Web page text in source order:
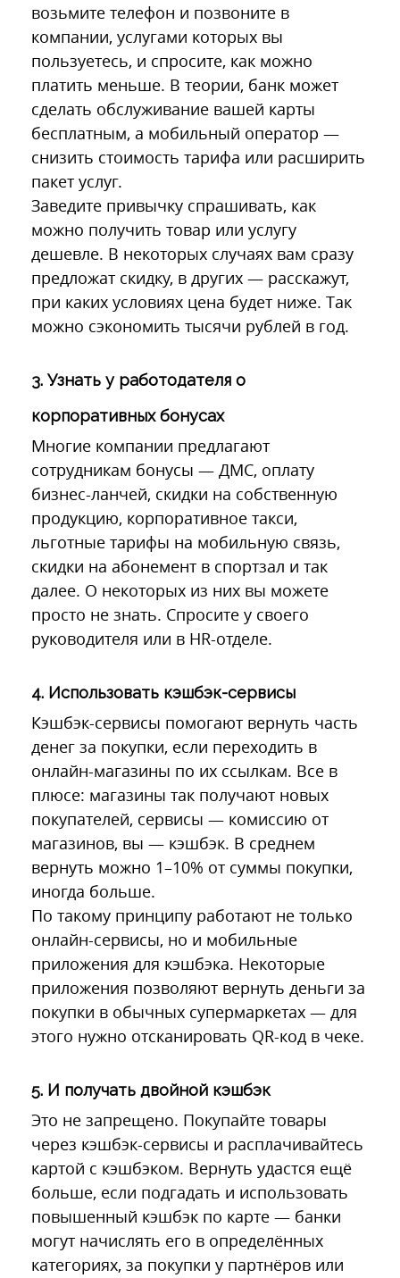
возьмите телефон и позвоните в
компании, услугами которых вы
пользуетесь, и спросите, как можно
платить меньше. В теории, банк может
сделать обслуживание вашей карты
бесплатным, а мобильный оператор —
снизить стоимость тарифа или расширить
пакет услуг.
Заведите привычку спрашивать, как
можно получить товар или услугу
дешевле. В некоторых случаях вам сразу
предложат скидку, в других — расскажут,
при каких условиях цена будет ниже. Так
можно сэкономить тысячи рублей в год.
3. Узнать у работодателя о
корпоративных бонусах
Многие компании предлагают
сотрудникам бонусы — ДМС, оплату
бизнес-ланчей, скидки на собственную
продукцию, корпоративное такси,
льготные тарифы на мобильную связь,
скидки на абонемент в спортзал и так
далее. О некоторых из них вы можете
просто не знать. Спросите у своего
руководителя или в HR-отделе.
4. Использовать кэшбэк-сервисы
Кэшбэк-сервисы помогают вернуть часть
денег за покупки, если переходить в
онлайн-магазины по их ссылкам. Все в
плюсе: магазины так получают новых
покупателей, сервисы — комиссию от
магазинов, вы — кэшбэк. В среднем
вернуть можно 1–10% от суммы покупки,
иногда больше.
По такому принципу работают не только
онлайн-сервисы, но и мобильные
приложения для кэшбэка. Некоторые
приложения позволяют вернуть деньги за
покупки в обычных супермаркетах — для
этого нужно отсканировать QR-код в чеке.
5. И получать двойной кэшбэк
Это не запрещено. Покупайте товары
через кэшбэк-сервисы и расплачивайтесь
картой с кэшбэком. Вернуть удастся ещё
больше, если подгадать и использовать
повышенный кэшбэк по карте — банки
могут начислять его в определённых
категориях, за покупки у партнёров или